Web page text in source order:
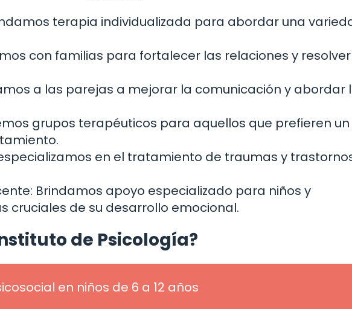
terapia individualizada para abordar una
con familias para fortalecer las relaciones y resolver
a las parejas a mejorar la comunicación y abordar
grupos terapéuticos para aquellos que prefieren un
en el tratamiento de traumas y
Brindamos apoyo especializado para niños y
cruciales de su desarrollo emocional.
de Psicología?
en niños de 6 a 12 años